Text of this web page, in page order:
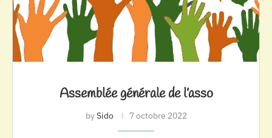
Assemblée générale de l’asso
bySido 7 octobre 2022